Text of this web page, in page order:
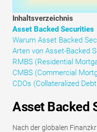
Tutorials zur
Vollständige Form
Risikomanagement-
Inhaltsverzeichnis
Asset Backed Securities
Warum Asset Backed
Arten von Asset-Backed
RMBS (Residential
CMBS (Commercial
CDOs (Collateralized
Asset Backed
Nach der globalen